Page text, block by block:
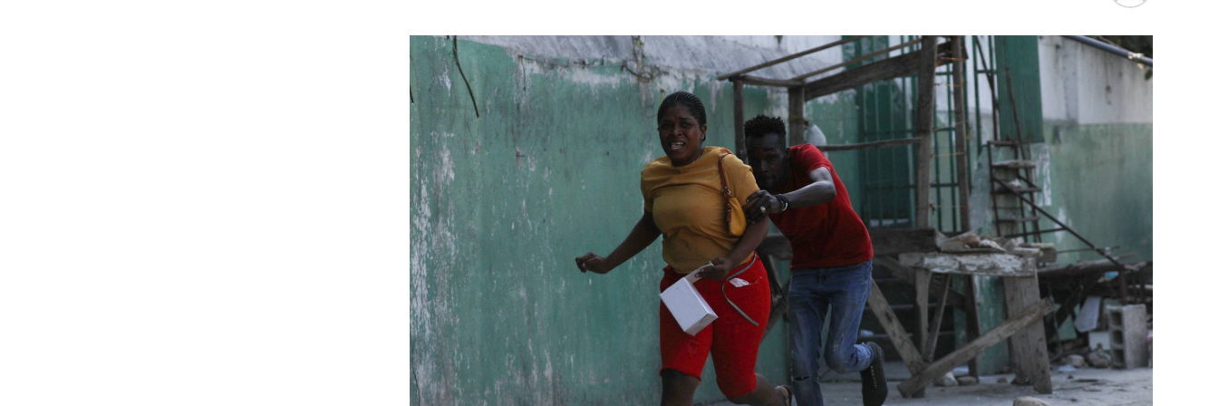
بإعلان موسكو عن مناورات نووية وستكون «متزامنة» مع التدريبات الروسية، لافتاً إلى أنّ مناورة
مينسك ستشمل على وجه الخصوص، أنظمة «إسكندر» الصاروخية وطائرات «سو 25».
في السياق، أشار رئيس أركان القوات المسلّحة البيلاروسية الجنرال فيكتور غوليفيتش إلى أنّه «في
إطار هذا الحدث، تمّت إعادة نشر جزء من القوات ووسائل الطيران في مطار احتياطي»، لافتاً إلى أنّه
«فور إنجاز عملية الانتشار هذه، سنستعرض المسائل المتعلّقة بالاستعدادات لاستخدام الأسلحة النووية
غير الاستراتيجية».
وفي أوكرانيا، فكّكت أجهزة الأمن شبكة من العملاء التابعين لجهاز الأمن الفدرالي الروسي «كانوا
يعدّون لاغتيال الرئيس الأوكراني» فولوديمير زيلينسكي ومسؤولين كبار آخرين، مثل رئيس جهاز
الاستخبارات العسكرية كيريلو بودانوف، بناءً على أوامر من موسكو. وأوقفت الأجهزة الأوكرانية
ضابطَي أمن، مشيرةً إلى أن المشتبه فيهما اللذَين أوقفا «شخصان برتبة كولونيل» من جهاز الدولة
الأوكراني الذي يتولّى أمن المسؤولين الحكوميين.
وذكرت الأجهزة أن هذه الشبكة كانت «تحت إشراف» جهاز الأمن الفدرالي الروسي ويُشتبه في أن
المسؤولَين «نقلا معلومات سرّية» إلى روسيا، مؤكدةً أنهما كانا يُريدان تجنيد عسكريين «مقرّبين من